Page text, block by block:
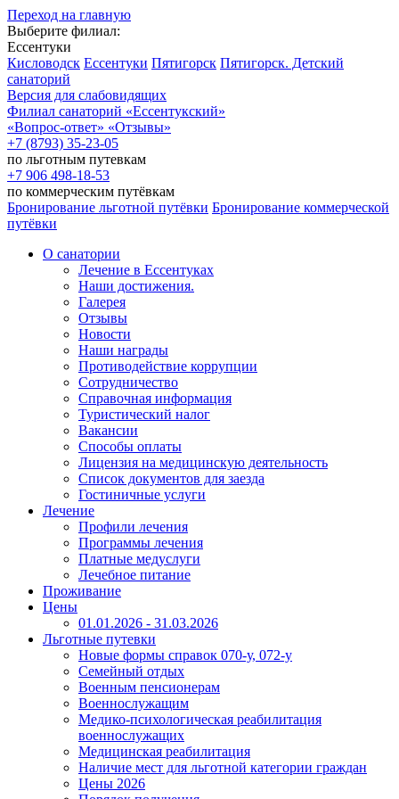
Переход на главную
Выберите филиал:
Ессентуки
Кисловодск Ессентуки Пятигорск Пятигорск. Детский
санаторий
Версия для слабовидящих
Филиал санаторий «Ессентукский»
«Вопрос-ответ» «Отзывы»
+7 (8793) 35-23-05
по льготным путевкам
+7 906 498-18-53
по коммерческим путёвкам
Бронирование льготной путёвки Бронирование коммерческой
путёвки
О санатории
Лечение в Ессентуках
Наши достижения.
Галерея
Отзывы
Новости
Наши награды
Противодействие коррупции
Сотрудничество
Справочная информация
Туристический налог
Вакансии
Способы оплаты
Лицензия на медицинскую деятельность
Список документов для заезда
Гостиничные услуги
Лечение
Профили лечения
Программы лечения
Платные медуслуги
Лечебное питание
Проживание
Цены
01.01.2026 - 31.03.2026
Льготные путевки
Новые формы справок 070-у, 072-у
Семейный отдых
Военным пенсионерам
Военнослужащим
Медико-психологическая реабилитация
военнослужащих
Медицинская реабилитация
Наличие мест для льготной категории граждан
Цены 2026